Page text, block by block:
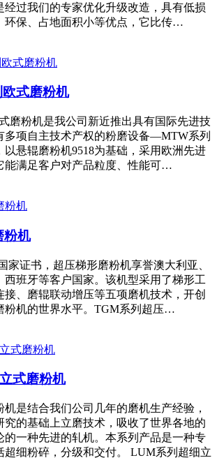
经过我们的专家优化升级改造，具有低损
环保、占地面积小等优点，它比传…
式磨粉机
磨粉机是我公司新近推出具有国际先进技
多项自主技术产权的粉磨设备—MTW系列
以悬辊磨粉机9518为基础，采用欧洲先进
能满足客户对产品粒度、性能可…
粉机
家证书，超压梯形磨粉机享誉澳大利亚、
西班牙等客户国家。该机型采用了梯形工
接、磨辊联动增压等五项磨机技术，开创
粉机的世界水平。TGM系列超压…
式磨粉机
机是结合我们公司几年的磨机生产经验，
究的基础上立磨技术，吸收了世界各地的
的一种先进的轧机。本系列产品是一种专
超细粉碎，分级和交付。 LUM系列超细立